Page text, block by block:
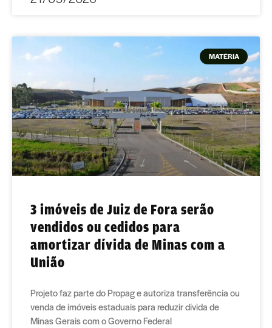
MATÉRIA
3 imóveis de Juiz de Fora serão
vendidos ou cedidos para
amortizar dívida de Minas com a
União
Projeto faz parte do Propag e autoriza transferência ou
venda de imóveis estaduais para reduzir dívida de
Minas Gerais com o Governo Federal